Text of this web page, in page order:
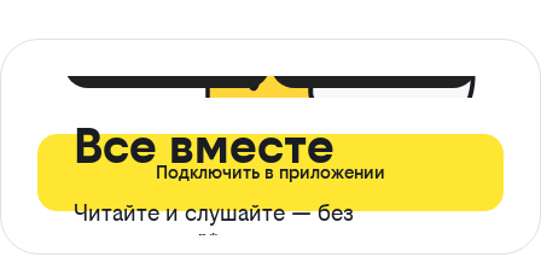
Все вместе
Читайте и слушайте — без
ограничений*
Подключить в приложении